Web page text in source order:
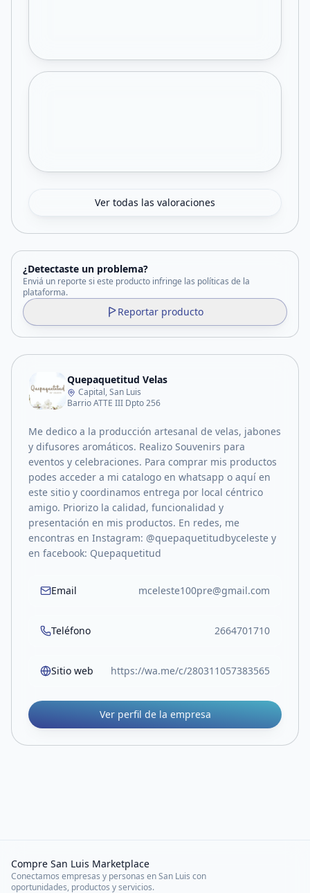
Ver todas las valoraciones
¿Detectaste un problema?
Enviá un reporte si este producto infringe las políticas de la
plataforma.
Reportar producto
Quepaquetitud Velas
Capital, San Luis
Barrio ATTE III Dpto 256
Me dedico a la producción artesanal de velas, jabones
y difusores aromáticos. Realizo Souvenirs para
eventos y celebraciones. Para comprar mis productos
podes acceder a mi catalogo en whatsapp o aquí en
este sitio y coordinamos entrega por local céntrico
amigo. Priorizo la calidad, funcionalidad y
presentación en mis productos. En redes, me
encontras en Instagram: @quepaquetitudbyceleste y
en facebook: Quepaquetitud
Email mceleste100pre@gmail.com
Teléfono 2664701710
Sitio web https://wa.me/c/280311057383565
Ver perfil de la empresa
Compre San Luis Marketplace
Conectamos empresas y personas en San Luis con
oportunidades, productos y servicios.